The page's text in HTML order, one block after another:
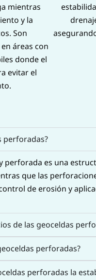
mientras
y la
Son
áreas con
donde el
evitar el
perforadas?
perforada es una
que las
de erosión y
de las geoceldas
perforadas?
perforadas la